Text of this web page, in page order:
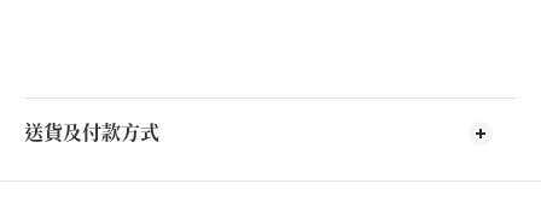
送貨及付款方式